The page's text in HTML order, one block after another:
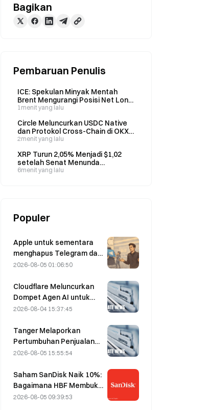
Bagikan
Pembaruan Penulis
ICE: Spekulan Minyak Mentah
Brent Mengurangi Posisi Net Long
Sebesar 20.361 Kontrak pada
1menit yang lalu
Circle Meluncurkan USDC Native
dan Protokol Cross-Chain di OKX X
Layer
2menit yang lalu
XRP Turun 2,05% Menjadi $1,02
setelah Senat Menunda
Pemungutan Suara atas RUU
6menit yang lalu
Populer
Apple untuk sementara
menghapus Telegram dari
platformnya terkait
membantahnya dan
mengatakan bahwa
Telegram mengalami
2026-08-05 01:06:50
Cloudflare Meluncurkan
Dompet Agen AI untuk
Memungkinkan
Otonom pada 4 Agustus
2026-08-04 15:37:45
Tanger Melaporkan
Pertumbuhan Penjualan
5% yang Didorong oleh
pada Juni–Juli
2026-08-05 15:55:54
Saham SanDisk Naik 10%:
Bagaimana HBF Membuka
Siklus Baru Penyimpanan
2026-08-05 09:39:53